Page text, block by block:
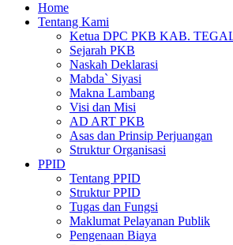
Home
Tentang Kami
Ketua DPC PKB KAB.
Sejarah PKB
Naskah Deklarasi
Mabda` Siyasi
Makna Lambang
Visi dan Misi
AD ART PKB
Asas dan Prinsip Perjuangan
Struktur Organisasi
PPID
Tentang PPID
Struktur PPID
Tugas dan Fungsi
Maklumat Pelayanan Publik
Pengenaan Biaya